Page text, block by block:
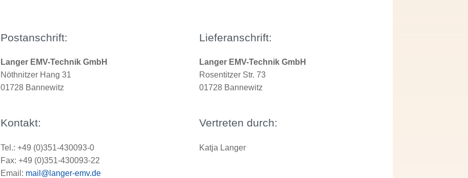
Postanschrift:
Langer EMV-Technik GmbH
Nöthnitzer Hang 31
01728 Bannewitz
Lieferanschrift:
Langer EMV-Technik GmbH
Rosentitzer Str. 73
01728 Bannewitz
Kontakt:
Tel.: +49 (0)351-430093-0
Fax: +49 (0)351-430093-22
Email: mail@langer-emv.de
Vertreten durch:
Katja Langer